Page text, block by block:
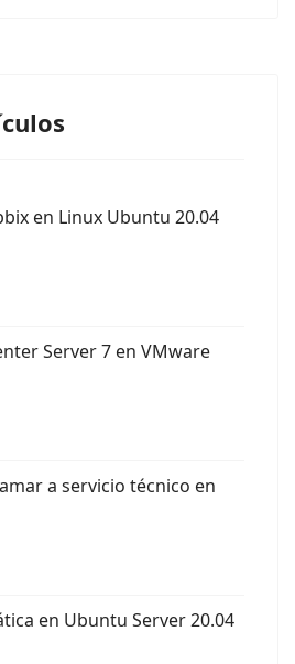
en Linux Ubuntu 20.04
Server 7 en VMware
a servicio técnico en
en Ubuntu Server 20.04